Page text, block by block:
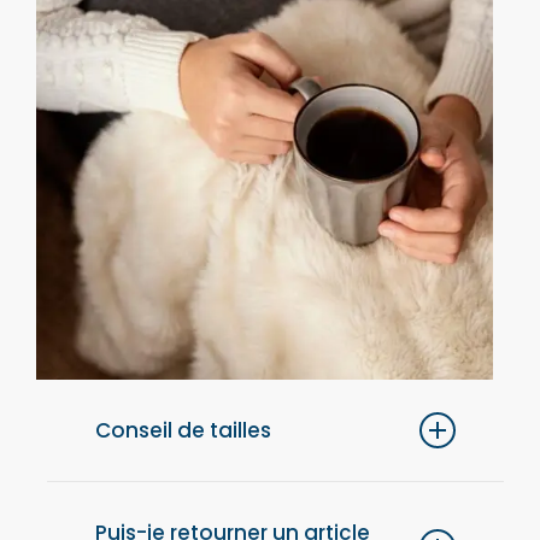
Conseil de tailles
conseillons de choisir une taille au-dessus
Puis-je retourner un article